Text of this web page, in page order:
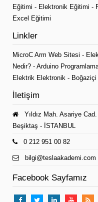
Eğitimi - Elektronik Eğitimi -
Excel Eğitimi
Linkler
MicroC Arm Web Sitesi -
Nedir? - Arduino
Elektrik Elektronik -
İletişim
Yıldız Mah. Asariye
Beşiktaş - İSTANBUL
0 212 951 00 82
bilgi@teslaakademi.com
Facebook Sayfamız